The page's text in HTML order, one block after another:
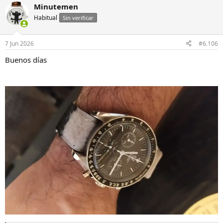
Minutemen
Habitual Sin verificar
7 Jun 2026 #6.106
Buenos días